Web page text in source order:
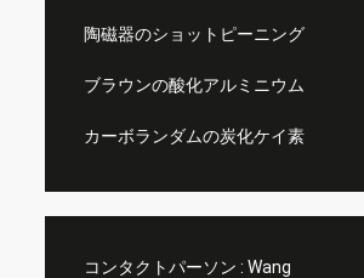
陶磁器のショットピーニング
ブラウンの酸化アルミニウム
カーボランダムの炭化ケイ素
コンタクトパーソン : Wang